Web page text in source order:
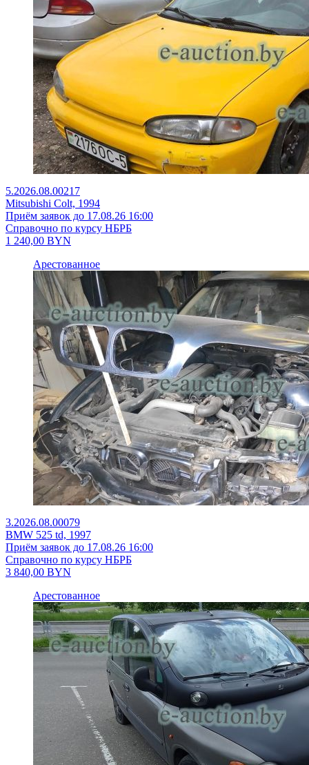
5.2026.08.00217
Mitsubishi Colt, 1994
Приём заявок до 17.08.26 16:00
Справочно по курсу НБРБ
1 240,00 BYN
Арестованное
3.2026.08.00079
BMW 525 td, 1997
Приём заявок до 17.08.26 16:00
Справочно по курсу НБРБ
3 840,00 BYN
Арестованное